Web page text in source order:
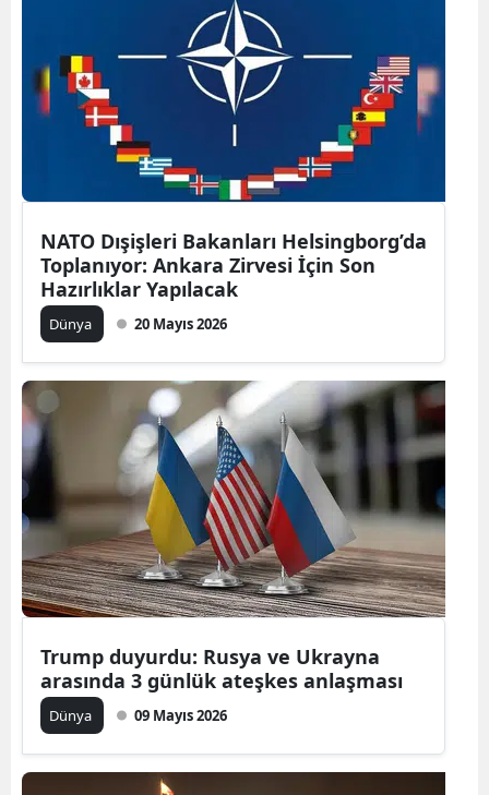
NATO Dışişleri Bakanları Helsingborg’da
Toplanıyor: Ankara Zirvesi İçin Son
Hazırlıklar Yapılacak
Dünya 20 Mayıs 2026
Trump duyurdu: Rusya ve Ukrayna
arasında 3 günlük ateşkes anlaşması
Dünya 09 Mayıs 2026